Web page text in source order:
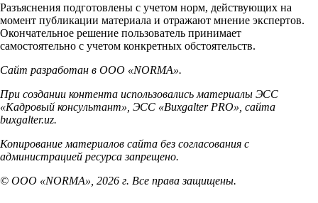
Разъяснения подготовлены с учетом норм, действующих на
момент публикации материала и отражают мнение экспертов.
Окончательное решение пользователь принимает
самостоятельно с учетом конкретных обстоятельств.
Сайт разработан в ООО «NORMA».
При создании контента использовались материалы ЭСС
«Кадровый консультант», ЭСС «Buxgalter PRO», сайта
buxgalter.uz.
Копирование материалов сайта без согласования с
администрацией ресурса запрещено.
© ООО «NORMA», 2026 г. Все права защищены.